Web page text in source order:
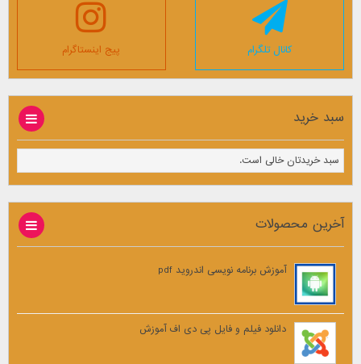
کانال تلگرام پیج اینستاگرام
سبد خرید
سبد خریدتان خالی است.
آخرین محصولات
آموزش برنامه نویسی اندروید pdf
دانلود فیلم و فایل پی دی اف آموزش